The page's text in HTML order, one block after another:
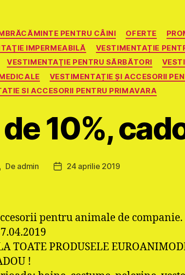
Categorii
PENTRU CÂINI OFERTE
IMPERMEABILĂ
VESTIMENTAȚIE
VESTIMENTAŢIE PENTRU SĂRBĂTORI
VESTIMENTAȚIE ȘI ACCESORII
SI ACCESORII PENTRU PRIMAVARA
10%,
De admin
Dată24 aprilie 2019
pentru animale de companie.
TOATE PRODUSELE
!